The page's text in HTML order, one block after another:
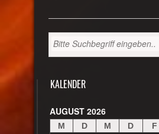
KALENDER
AUGUST 2026
M D M D F